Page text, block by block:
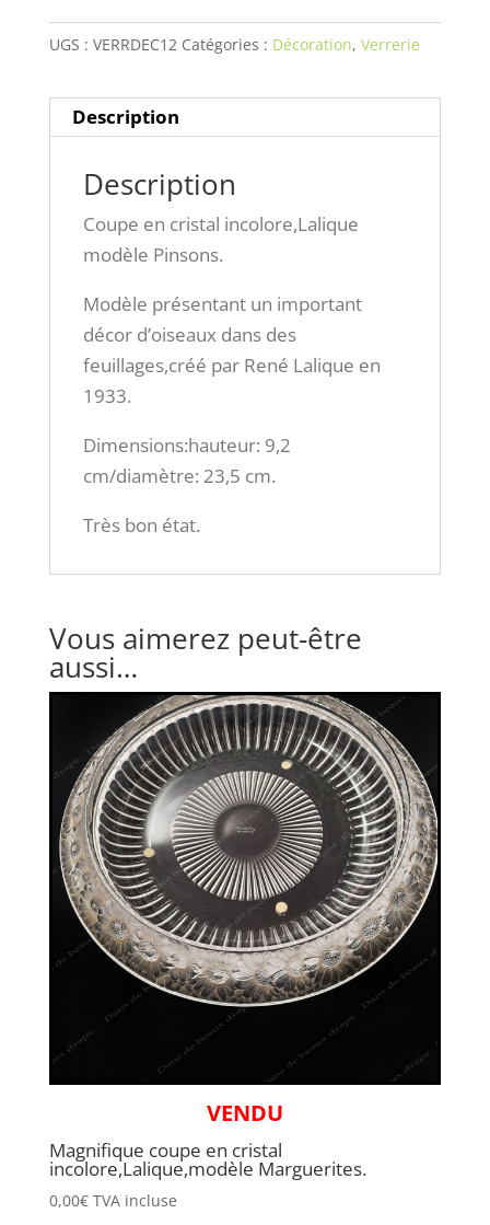
UGS : VERRDEC12 Catégories : Décoration, Verrerie
Description
Description
Coupe en cristal incolore,Lalique
modèle Pinsons.
Modèle présentant un important
décor d’oiseaux dans des
feuillages,créé par René Lalique en
1933.
Dimensions:hauteur: 9,2
cm/diamètre: 23,5 cm.
Très bon état.
Vous aimerez peut-être
aussi…
VENDU
Magnifique coupe en cristal
incolore,Lalique,modèle Marguerites.
0,00€ TVA incluse